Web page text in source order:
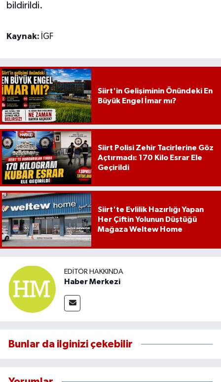
bildirildi.
Kaynak: İGF
Siirt'in Gelişiminin Önündeki En
Büyük Engel İmar mı?
Siirt Polisi Zehir Tacirlerine Göz
Açtırmadı: 170 Kilo Esrar Ele
Geçirildi
Siirt'te Evlilik Hazırlığı Yapan
Her Çiftin Yolunun Düştüğü
Mağaza Weltew Home
EDITÖR HAKKINDA
Haber Merkezi
Bunlar da ilginizi çekebilir